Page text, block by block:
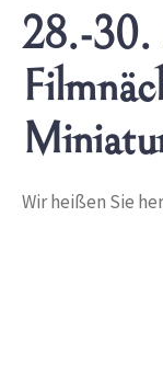
28.-30.
Wir heißen Sie